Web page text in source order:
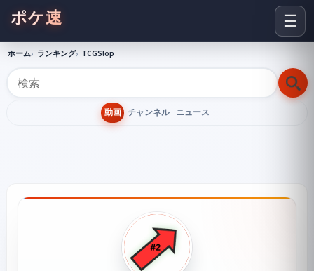
☰
ポケ速
ホーム ランキング TCGSlop
動画 チャンネル ニュース